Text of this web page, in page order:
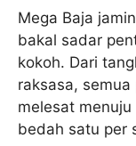
Mega Baja
bakal sadar
kokoh. Dari
raksasa,
melesat
bedah satu per